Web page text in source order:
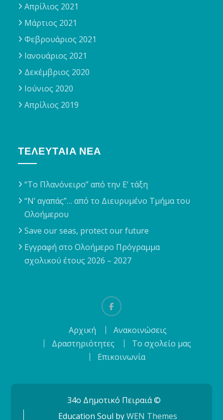
Απρίλιος 2021
Μάρτιος 2021
Φεβρουάριος 2021
Ιανουάριος 2021
Δεκέμβριος 2020
Ιούνιος 2020
Απρίλιος 2019
ΤΕΛΕΥΤΑΊΑ ΝΈΑ
“Το Πλανόνειρο” από την Ε’ τάξη
“Ν’ αγαπάς”… από το Διευρυμένο Τμήμα του
Ολοήμερου
Save our seas, protect our future
Εγγραφή στο Ολοήμερο Πρόγραμμα
σχολικού έτους 2026 – 2027
Αρχική
Ανακοινώσεις
Δραστηριότητες
Το σχολείο μας
Επικοινωνία
34o Δημοτικό Πειραιά ©
Education Soul byWEN Themes